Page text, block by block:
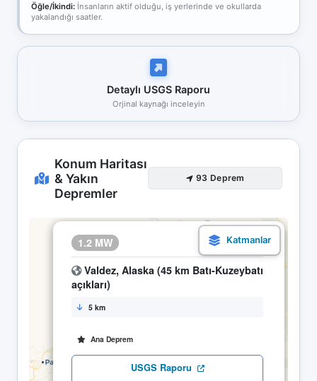
Öğle/İkindi: İnsanların aktif olduğu, iş yerlerinde ve okullarda
yakalandığı saatler.
Detaylı USGS Raporu
Orjinal kaynağı inceleyin
Konum Haritası
& Yakın
Depremler
93 Deprem
1.2 MW 23.04 13:24
Valdez, Alaska (45 km Batı-Kuzeybatı
açıkları)
5 km
Ana Deprem
USGS Raporu
×